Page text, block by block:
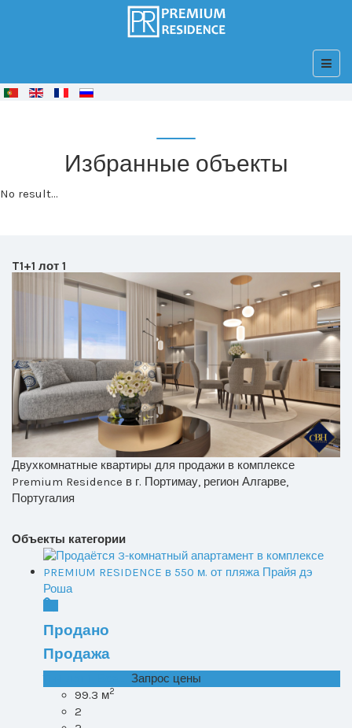
© FreeJoomla! 3 Modules
Избранные объекты
No result...
T1+1 лот 1
Двухкомнатные квартиры для продажи в комплексе
Premium Residence в г. Портимау, регион Алгарве,
Португалия
Объекты категории
Продано
Продажа
Запрос цены
99.3 м2
2